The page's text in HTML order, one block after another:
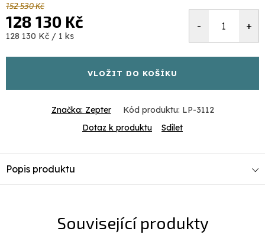
152 530 Kč
128 130 Kč
Měrná
128 130 Kč / 1 ks
VLOŽIT DO KOŠÍKU
Značka: Zepter Kód produktu: LP-3112
Dotaz k produktu
Sdílet
Popis produktu
Související produkty